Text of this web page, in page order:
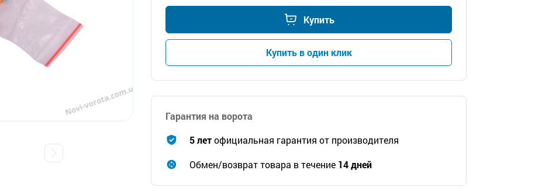
Купить
Купить в один клик
Гарантия на ворота
5 летофициальная гарантия от производителя
Обмен/возврат товара в течение 14 дней